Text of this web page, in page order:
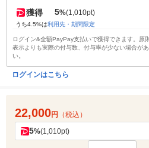
獲得 5%(1,010pt)
うち4.5%は利用先・期間限定
ログイン&全額PayPay支払いで獲得できます。原
表示よりも実際の付与数、付与率が少ない場合が
い。
ログインはこちら
22,000円 （税込）
5%(1,010pt)